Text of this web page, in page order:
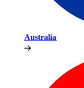
Australia​​